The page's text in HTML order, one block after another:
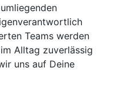
Teams werden
Alltag zuverlässig
uns auf Deine